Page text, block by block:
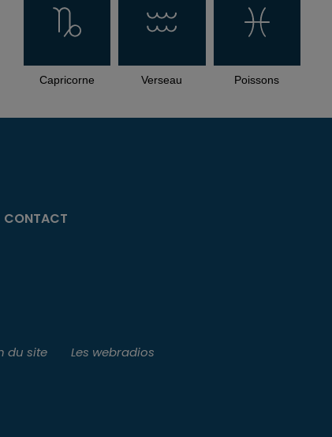
Capricorne Verseau Poissons
CONTACT
du site Les webradios